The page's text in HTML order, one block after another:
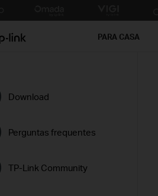
Reliably Smart PARA CASA
Download
Perguntas frequentes
TP-Link Community